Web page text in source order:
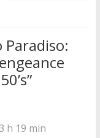
Paradiso:
”
h 19 min